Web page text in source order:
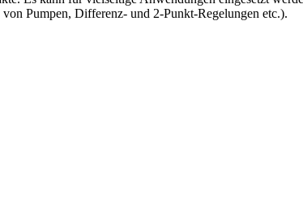
Pumpen, Differenz- und 2-Punkt-Regelungen etc.).